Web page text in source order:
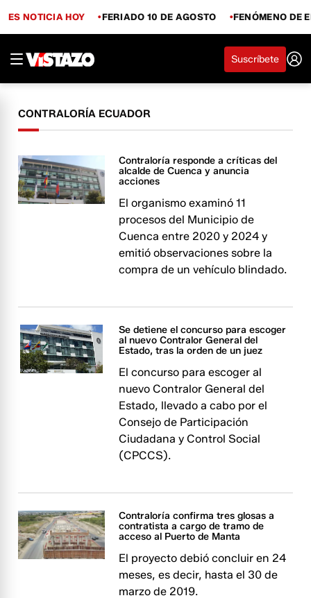
ES NOTICIA HOY FERIADO 10 DE AGOSTO FENÓMENO DE
Suscríbete
CONTRALORÍA ECUADOR
Contraloría responde a críticas del
alcalde de Cuenca y anuncia
acciones
El organismo examinó 11
procesos del Municipio de
Cuenca entre 2020 y 2024 y
emitió observaciones sobre la
compra de un vehículo blindado.
Se detiene el concurso para escoger
al nuevo Contralor General del
Estado, tras la orden de un juez
El concurso para escoger al
nuevo Contralor General del
Estado, llevado a cabo por el
Consejo de Participación
Ciudadana y Control Social
(CPCCS).
Contraloría confirma tres glosas a
contratista a cargo de tramo de
acceso al Puerto de Manta
El proyecto debió concluir en 24
meses, es decir, hasta el 30 de
marzo de 2019.